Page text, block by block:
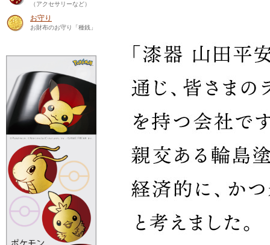
（アクセサリーなど）
お守り
お財布のお守り「種銭」